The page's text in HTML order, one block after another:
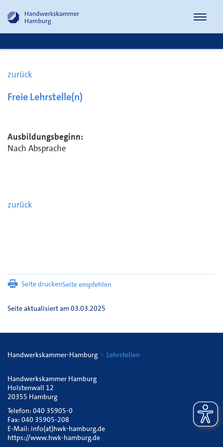
zurück
Freie Lehrstelle(n)
Ausbildungsbeginn:
Nach Absprache
zurück
Seite druckenSeite empfehlen
Seite aktualisiert am 03.03.2025
Handwerkskammer-Hamburg Lehrstellen
Handwerkskammer Hamburg
Holstenwall 12
20355 Hamburg
Telefon: 040 35905-0
Fax: 040 35905-208
E-Mail: info(at)hwk-hamburg.de
https://www.hwk-hamburg.de